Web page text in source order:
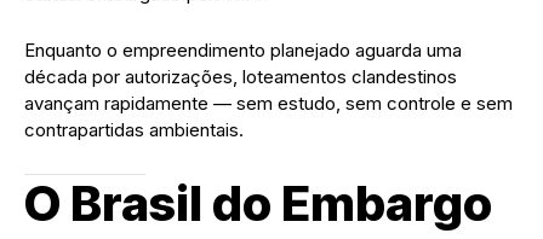
Enquanto o empreendimento planejado aguarda uma
década por autorizações, loteamentos clandestinos
avançam rapidamente — sem estudo, sem controle e sem
contrapartidas ambientais.
O Brasil do Embargo